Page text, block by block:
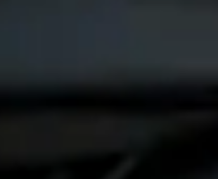
Wachstum stockt, weil die IT nicht
Viele dieser Risiken lassen sich
Digitale Statik –